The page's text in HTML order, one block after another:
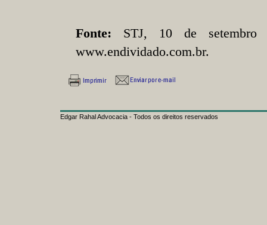
Fonte: STJ, 10 de
www.endividado.com.br.
Edgar Rahal Advocacia - Todos os direitos reservados